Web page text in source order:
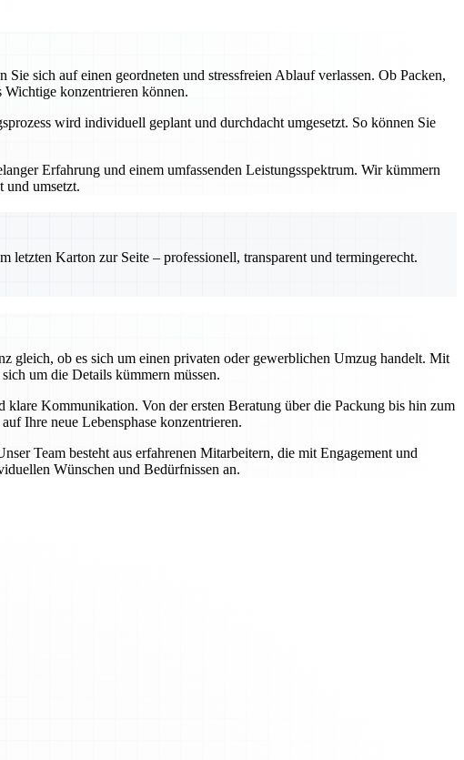
sich auf einen geordneten und stressfreien Ablauf verlassen. Ob Packen,
konzentrieren können.
wird individuell geplant und durchdacht umgesetzt. So können Sie
Erfahrung und einem umfassenden Leistungsspektrum. Wir kümmern
und umsetzt.
letzten Karton zur Seite – professionell, transparent und termingerecht.
gleich, ob es sich um einen privaten oder gewerblichen Umzug handelt. Mit
um die Details kümmern müssen.
Kommunikation. Von der ersten Beratung über die Packung bis hin zum
Ihre neue Lebensphase konzentrieren.
Team besteht aus erfahrenen Mitarbeitern, die mit Engagement und
Wünschen und Bedürfnissen an.